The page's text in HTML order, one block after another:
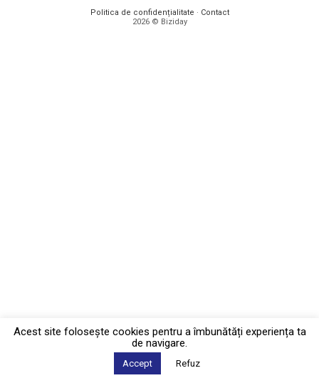
Politica de confidențialitate · Contact
2026 © Biziday
Acest site foloseşte cookies pentru a îmbunătăți experiența ta
de navigare.
Accept Refuz